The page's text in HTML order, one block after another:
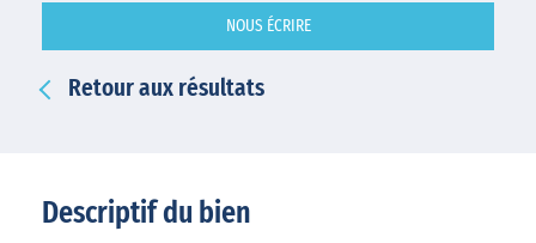
NOUS ÉCRIRE
Retour aux résultats
Descriptif du bien